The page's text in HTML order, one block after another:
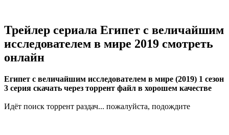
Трейлер сериала Египет с величайшим
исследователем в мире 2019 смотреть
онлайн
Египет с величайшим исследователем в мире (2019) 1 сезон
3 серия скачать через торрент файл в хорошем качестве
Идёт поиск торрент раздач... пожалуйста, подождите